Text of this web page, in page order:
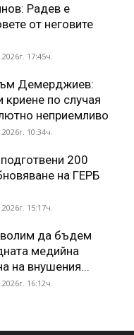
Радев е
от неговите
17:45ч.
Демерджиев:
криене по случая
неприемливо
10:34ч.
200
на ГЕРБ
15:17ч.
да бъдем
медийна
на внушения...
16:12ч.